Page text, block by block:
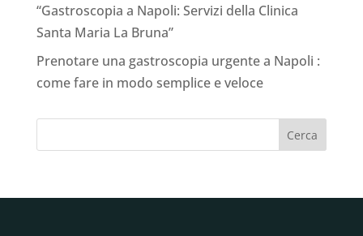
“Gastroscopia a Napoli: Servizi della Clinica
Santa Maria La Bruna”
Prenotare una gastroscopia urgente a Napoli :
come fare in modo semplice e veloce